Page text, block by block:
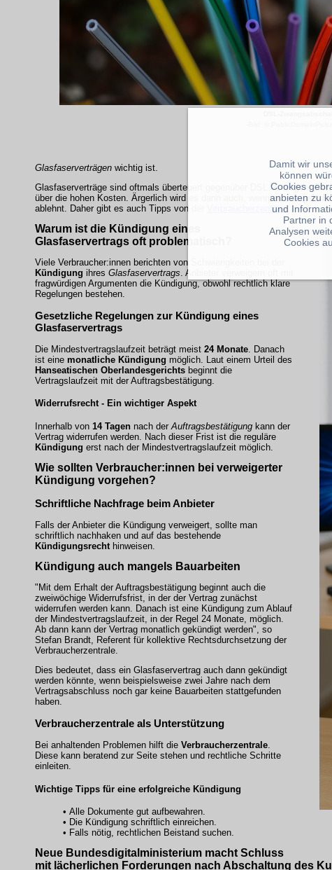
Glasfaserverträgen wichtig ist.
Glasfaserverträge sind oftmals überteuert gegenüber DSL Verträgen.
über die hohen Kosten. Ärgerlich wird es dann auch, wenn es mangels
ablehnt. Daher gibt es auch Tipps von der
Verbraucherzentrale.
Warum ist die Kündigung eines
Glasfaservertrags oft problematisch?
Viele Verbraucher:innen berichten von Schwierigkeiten bei der
Kündigung ihres Glasfaservertrags . Anbieter verweigern oft mit
fragwürdigen Argumenten die Kündigung, obwohl rechtlich klare
Regelungen bestehen.
Gesetzliche Regelungen zur Kündigung eines
Glasfaservertrags
Die Mindestvertragslaufzeit beträgt meist 24 Monate . Danach
ist eine monatliche Kündigung möglich. Laut einem Urteil des
Hanseatischen Oberlandesgerichts beginnt die
Vertragslaufzeit mit der Auftragsbestätigung.
Widerrufsrecht - Ein wichtiger Aspekt
Innerhalb von 14 Tagen nach der Auftragsbestätigung kann der
Vertrag widerrufen werden. Nach dieser Frist ist die reguläre
Kündigung erst nach der Mindestvertragslaufzeit möglich.
Wie sollten Verbraucher:innen bei verweigerter
Kündigung vorgehen?
Schriftliche Nachfrage beim Anbieter
Falls der Anbieter die Kündigung verweigert, sollte man
schriftlich nachhaken und auf das bestehende
Kündigungsrecht hinweisen.
Kündigung auch mangels Bauarbeiten
"Mit dem Erhalt der Auftragsbestätigung beginnt auch die
zweiwöchige Widerrufsfrist, in der der Vertrag zunächst
widerrufen werden kann. Danach ist eine Kündigung zum Ablauf
der Mindestvertragslaufzeit, in der Regel 24 Monate, möglich.
Ab dann kann der Vertrag monatlich gekündigt werden", so
Stefan Brandt, Referent für kollektive Rechtsdurchsetzung der
Verbraucherzentrale.
Dies bedeutet, dass ein Glasfaservertrag auch dann gekündigt
werden könnte, wenn beispielsweise zwei Jahre nach dem
Vertragsabschluss noch gar keine Bauarbeiten stattgefunden
haben.
Verbraucherzentrale als Unterstützung
Bei anhaltenden Problemen hilft die Verbraucherzentrale.
Diese kann beratend zur Seite stehen und rechtliche Schritte
einleiten.
Wichtige Tipps für eine erfolgreiche Kündigung
• Alle Dokumente gut aufbewahren.
• Die Kündigung schriftlich einreichen.
• Falls nötig, rechtlichen Beistand suchen.
Neue Bundesdigitalministerium macht Schluss
mit lächerlichen Forderungen nach Abschaltung des
Damit wir
können
Cookies
anbieten zu
und
Partner in
Analysen
Cookies